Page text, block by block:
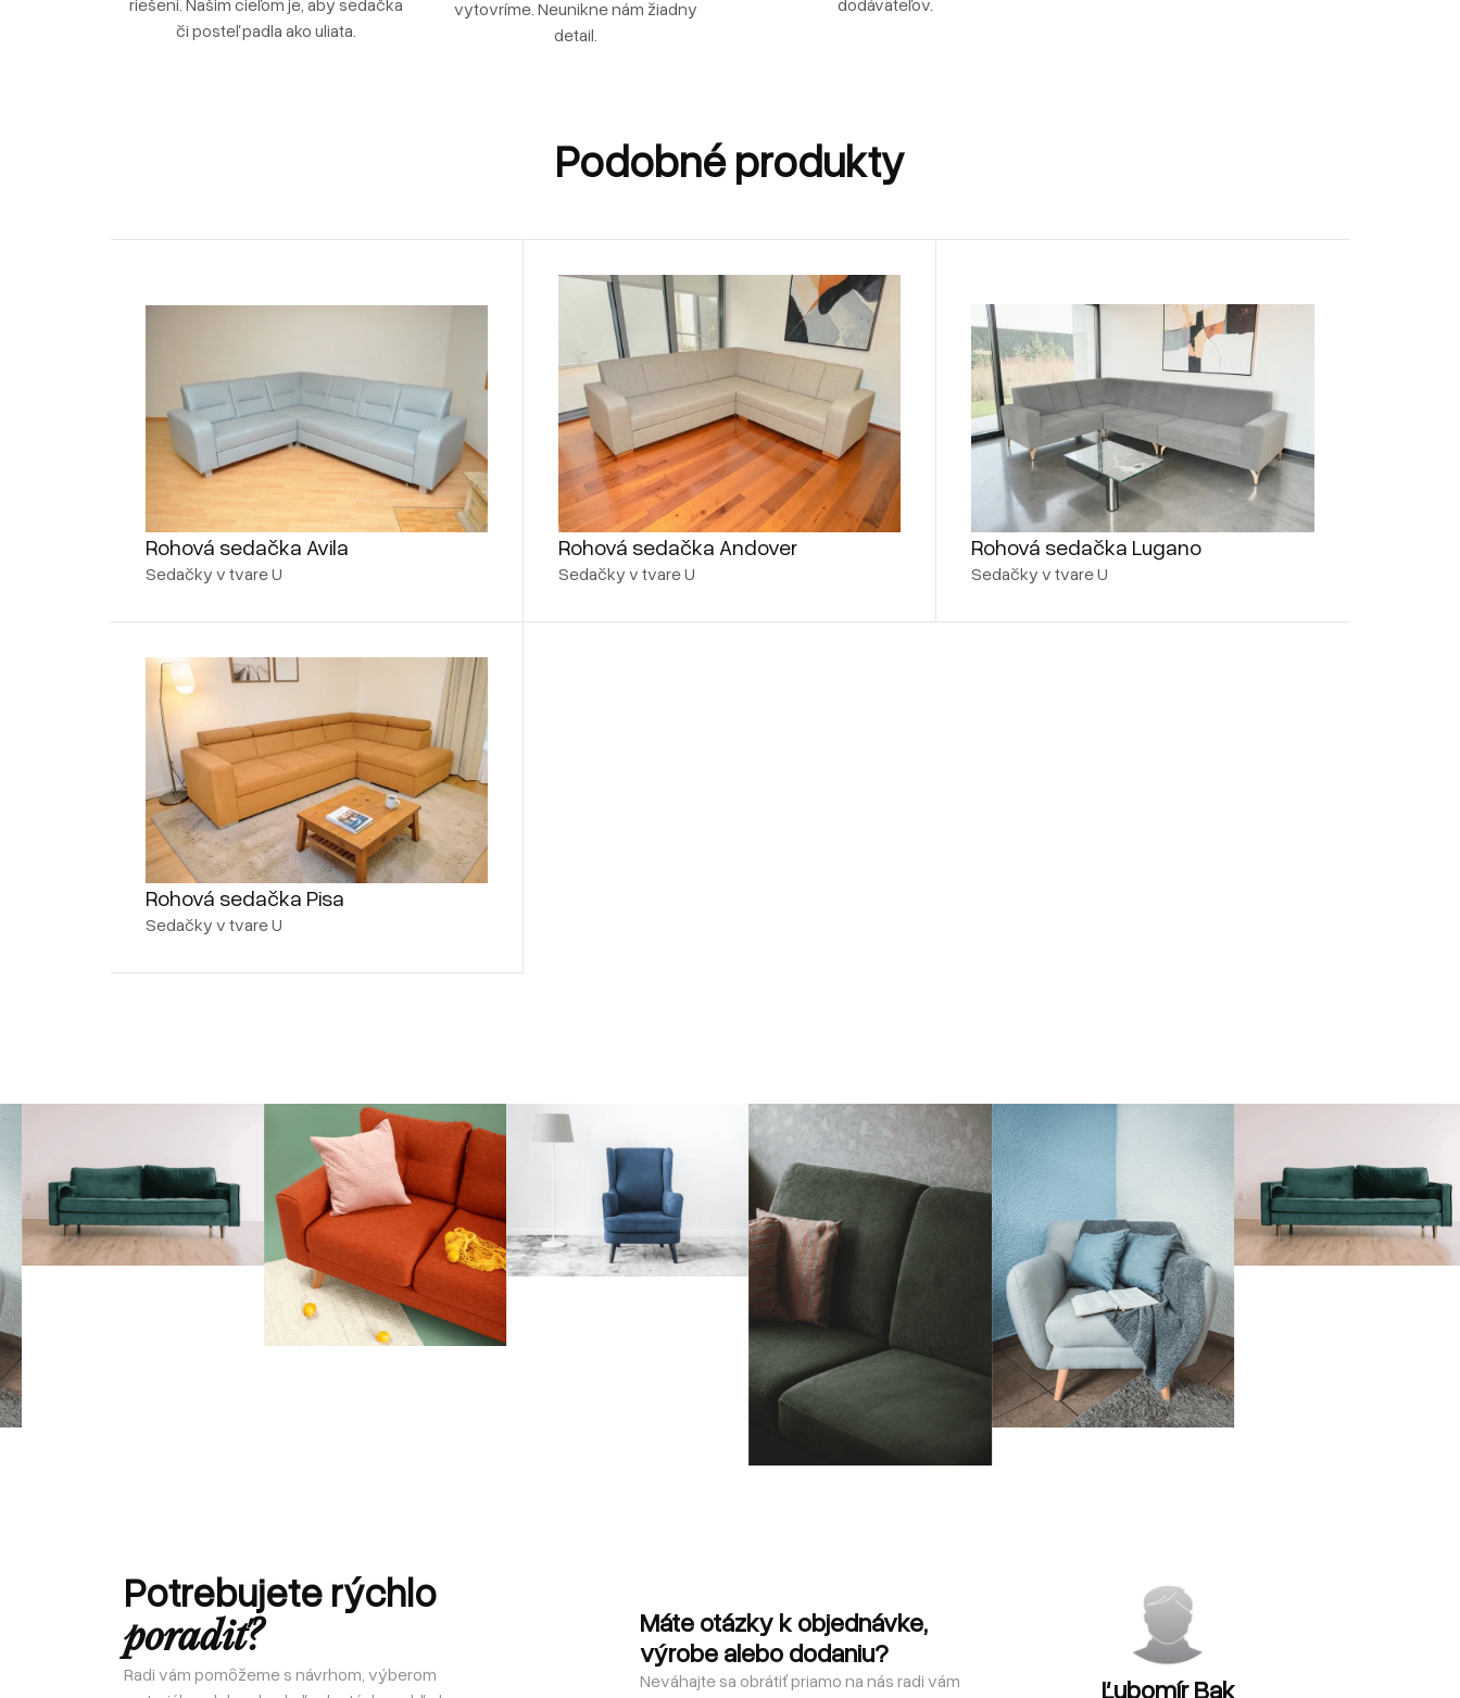
riešení. Našim cieľom je, aby sedačka
či posteľ padla ako uliata.
vytovríme. Neunikne nám žiadny
detail.
dodávateľov.
Podobné produkty
Rohová sedačka Avila
Sedačky v tvare U
Rohová sedačka Andover
Sedačky v tvare U
Rohová sedačka Lugano
Sedačky v tvare U
Rohová sedačka Pisa
Sedačky v tvare U
Potrebujete rýchlo
poradiť?
Radi vám pomôžeme s návrhom, výberom
Máte otázky k objednávke,
výrobe alebo dodaniu?
Neváhajte sa obrátiť priamo na nás radi vám
Ľubomír Bak